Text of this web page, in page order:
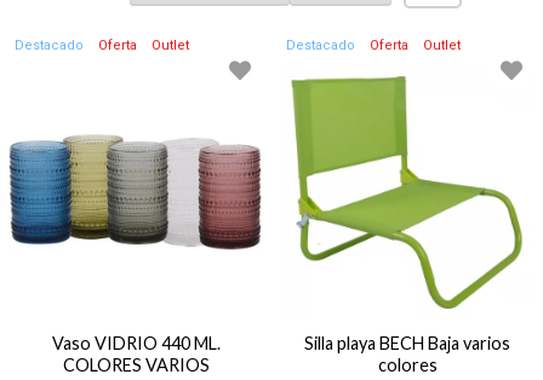
Destacado Oferta Outlet
Vaso VIDRIO 440 ML.
COLORES VARIOS
Destacado Oferta Outlet
Silla playa BECH Baja varios
colores